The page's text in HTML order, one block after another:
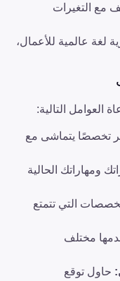
مع التغيرات
لغة عالمية للأعمال،
العوامل التالية:
تخصصًا يتماشى مع
ومهاراتك الحالية
التي تتمتع
مختلف
: حاول توقع